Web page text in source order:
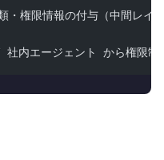
・権限情報の付与（中間レイ
ージェント から権限制